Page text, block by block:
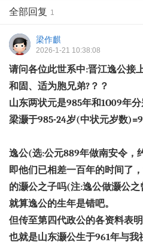
全部回复 1
梁作麒
2026-1-21 10:38:08
请问各位此世系中:晋江逸公接
和固、适为胞兄弟? ？？
山东两状元是985年和1O09年分
梁灏于985-24岁(中状元岁数
逸公(选:公元889年做南安令，
即他们已相差一百年的时间了
的灏公之子吗(注:逸公做灏公之
就算逸公的生年是错吧。
但传至第四代政公的各资料表
也就是山东灏公生于961年与我